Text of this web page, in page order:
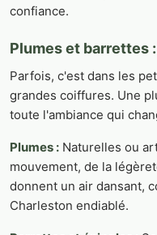
confiance.
Plumes et barrettes
Parfois, c'est dans les
grandes coiffures. Une
toute l'ambiance qui
Plumes : Naturelles ou
mouvement, de la
donnent un air dansant,
Charleston endiablé.